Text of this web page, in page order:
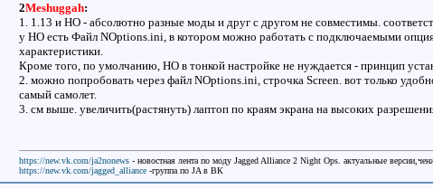
2Meshuggah:
1. 1.13 и НО - абсолютно разные моды и друг с другом не совместимы.
у НО есть Файл NOptions.ini, в котором можно работать с подключаемыми
характеристики.
Кроме того, по умолчанию, НО в тонкой настройке не нуждается - принцип
2. можно попробовать через файл NOptions.ini, строчка Screen. вот только
самый самолет.
3. см выше. увеличить(растянуть) лаптоп по краям экрана на высоких
https://new.vk.com/ja2nonews - новостная лента по моду Jagged Alliance 2 Night Ops. актуальные
https://new.vk.com/jagged_alliance -группа по JA в ВК